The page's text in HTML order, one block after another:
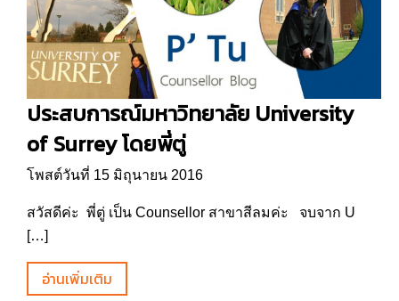
ประสบการณ์มหาวิทยาลัย University
of Surrey โดยพี่ตู่
โพสต์วันที่ 15 มิถุนายน 2016
สวัสดีค่ะ พี่ตู่ เป็น Counsellor สาขาสีลมค่ะ จบจาก U
[…]
อ่านเพิ่มเติม